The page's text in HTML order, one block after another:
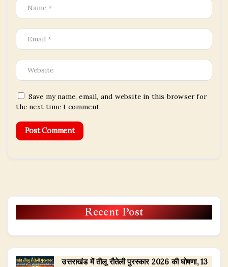
Save my name, email, and website in this browser for
the next time I comment.
Recent Post
उत्तराखंड में तीलू रौतेली पुरस्कार 2026 की घोषणा, 13